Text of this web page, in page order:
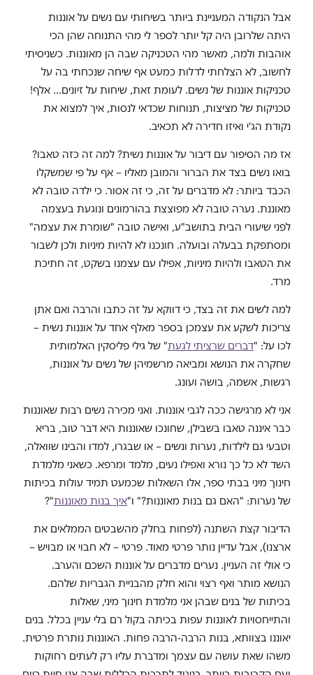
אבל הנקודה המעניינת ביותר בשיחותי עם נשים על אוננות
היתה שלרובן היה קל יותר לספר לי מהי התנוחה שהן הכי
אוהבות ולמה, מאשר מהי הטכניקה שבה הן מאוננות. כשניסיתי
לחשוב, לא הצלחתי לדלות כמעט אף שיחה שנכחתי בה על
טכניקות אוננות של נשים. לעומת זאת, שיחות על זיונים… אלף!
טכניקות של מציצות, תנוחות שכדאי לנסות, איך למצוא את
נקודת הג'י ואיזו חדירה לא תכאיב.
אז מה הסיפור עם דיבור על אוננות נשית? למה זה כזה טאבו?
בואו נשים בצד את הברור והמובן מאליו – אף על פי שמשקלו
הכבד ביותר: לא מדברים על זה, כי זה אסור. כי ילדה טובה לא
מאוננת. נערה טובה לא מפוצצת בהורמונים ונוגעת בעצמה
לפני שיעורי הבית בתושב"ע, ואישה טובה "שומרת את עצמה"
ומסתפקת בבעלה ובועלה. חונכנו לא להיות מיניות ולכן לשבור
את הטאבו ולהיות מיניות, אפילו עם עצמנו בשקט, זה חתיכת
מרד.
למה לשים את זה בצד, כי דווקא על זה כתבו והרבה ואם אתן
צריכות לשקע את עצמכן בספר מאלף אחד על אוננות נשית –
לכו על: "דברים שרציתי לגעת" של גילי פליסקין האלמותית
שחקרה את הנושא ומביאה מרשמיהן של נשים על אוננות,
רגשות, אשמה, בושה ועונג.
אני לא מרגישה ככה לגבי אוננות. ואני מכירה נשים רבות שאוננות
כבר איננה טאבו בשבילן, שחונכו שאוננות היא דבר טוב, בריא
וטבעי גם לילדות, נערות ונשים – או שבגרו, למדו והבינו שוואלה,
השד לא כל כך נורא ואפילו נעים, מלמד ומרפא. כשאני מלמדת
חינוך מיני בבתי ספר, אלו השאלות שכמעט תמיד עולות בכיתות
של נערות: "האם גם בנות מאוננות?" ו"איך בנות מאוננות"?
הדיבור קצת השתנה (לפחות בחלק מהשבטים הממלאים את
ארצנו), אבל עדיין נותר פרטי מאוד. פרטי – לא חבוי או מבויש –
כי אולי זה העניין. נערים מדברים על אוננות השכם והערב.
הנושא מותר ואף רצוי והוא חלק מהבניית הגבריות שלהם.
בכיתות של בנים שבהן אני מלמדת חינוך מיני, שאלות
והתייחסויות לאוננות עפות בכיתה בקול רם בלי עניין בכלל. בנים
יאוננו בצוותא, בנות הרבה-הרבה פחות. האוננות נותרת פרטית.
משהו שאת עושה עם עצמך ומדברת עליו רק לעתים רחוקות